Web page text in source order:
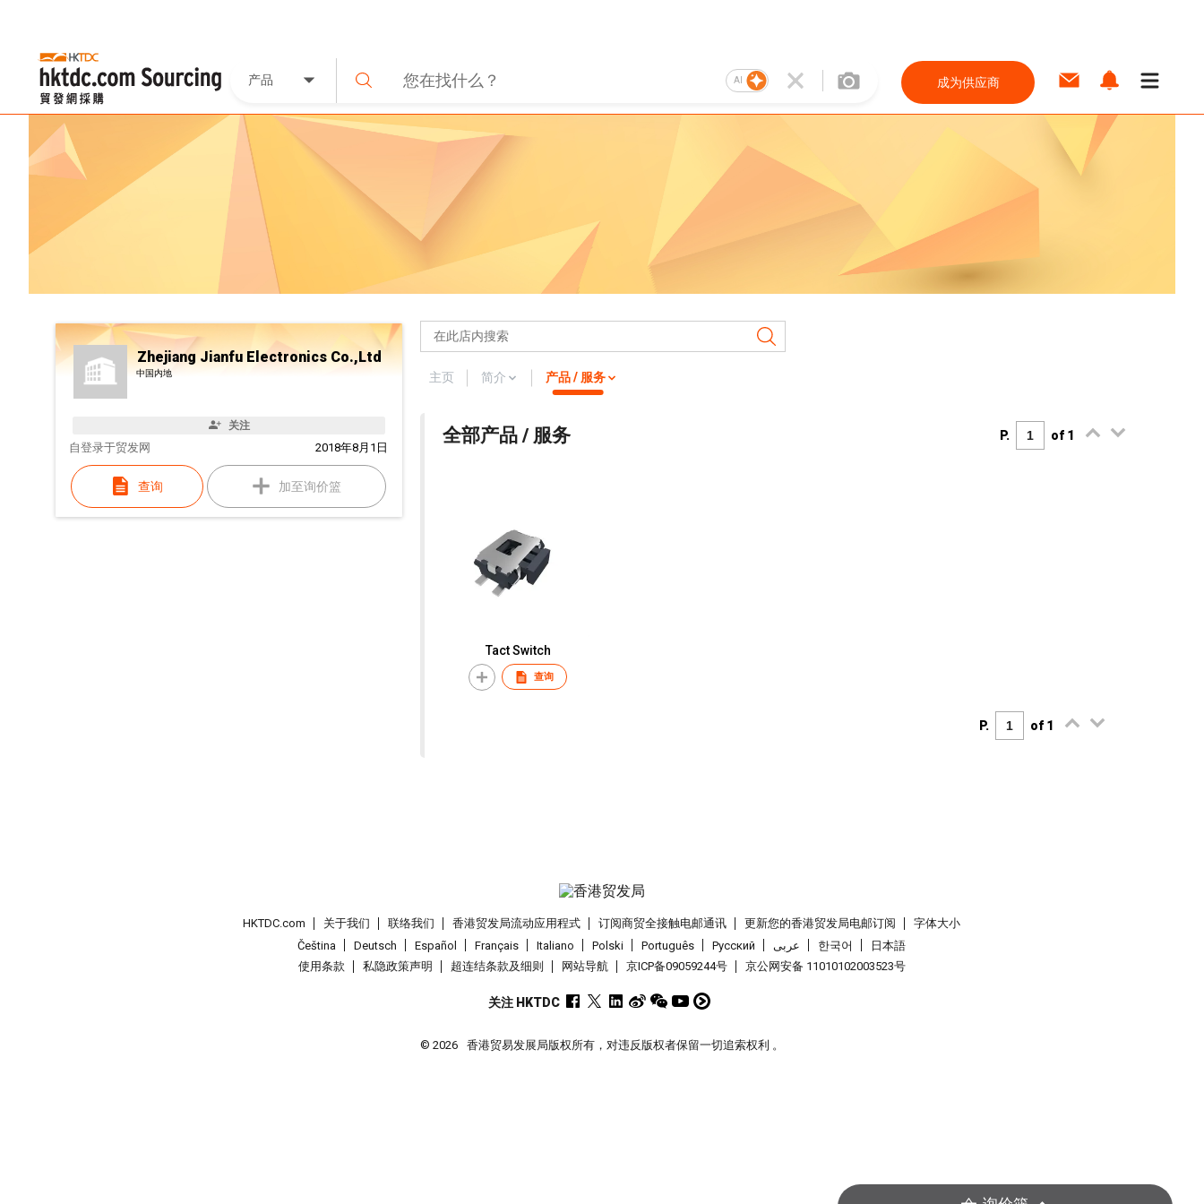
产品 AI 成为供应商
Zhejiang Jianfu Electronics Co.,Ltd
中国内地
关注
自 2018年8月1日
登录于贸发网
查询 加至询价篮
主页 简介 产品 / 服务
全部产品 / 服务 P. of 1
Tact Switch
查询
P. of 1
HKTDC.com 关于我们 联络我们 香港贸发局流动应用程式 订阅商贸全接触电邮通讯 更新您的香港贸发局电邮订阅
字体大小
Čeština
Deutsch Español Français Italiano Polski Português Pусский عربى 한국어
日本語
使用条款
私隐政策声明 超连结条款及细则 网站导航 京ICP备09059244号 京公网安备 11010102003523号
关注 HKTDC
© 2026 香港贸易发展局版权所有，对违反版权者保留一切追索权利 。